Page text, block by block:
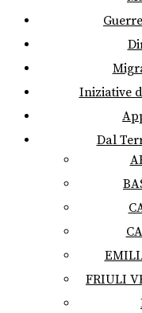
Iniziative
Dal
FRIULI